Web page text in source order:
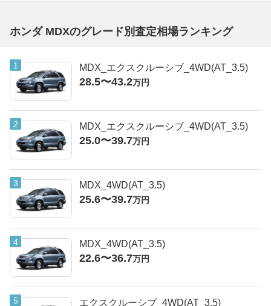
ホンダ MDXのグレード別査定相場ランキング
MDX_エクスクルーシブ_4WD(AT_3.5)
28.5〜43.2万円
MDX_エクスクルーシブ_4WD(AT_3.5)
25.0〜39.7万円
MDX_4WD(AT_3.5)
25.6〜39.7万円
MDX_4WD(AT_3.5)
22.6〜36.7万円
エクスクルーシブ_4WD(AT_3.5)